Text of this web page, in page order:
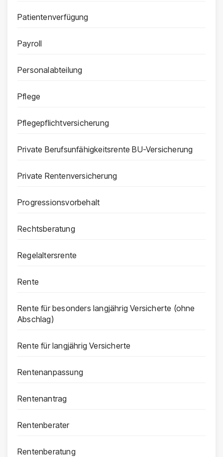
Patientenverfügung
Payroll
Personalabteilung
Pflege
Pflegepflichtversicherung
Private Berufsunfähigkeitsrente BU-Versicherung
Private Rentenversicherung
Progressionsvorbehalt
Rechtsberatung
Regelaltersrente
Rente
Rente für besonders langjährig Versicherte (ohne
Abschlag)
Rente für langjährig Versicherte
Rentenanpassung
Rentenantrag
Rentenberater
Rentenberatung